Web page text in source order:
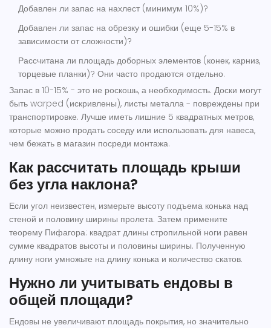
Добавлен ли запас на нахлест (минимум 10%)?
Добавлен ли запас на обрезку и ошибки (еще 5-15% в
зависимости от сложности)?
Рассчитана ли площадь доборных элементов (конек, карниз,
торцевые планки)? Они часто продаются отдельно.
Запас в 10-15% - это не роскошь, а необходимость. Доски могут
быть warped (искривлены), листы металла - повреждены при
транспортировке. Лучше иметь лишние 5 квадратных метров,
которые можно продать соседу или использовать для навеса,
чем бежать в магазин посреди монтажа.
Как рассчитать площадь крыши
без угла наклона?
Если угол неизвестен, измерьте высоту подъема конька над
стеной и половину ширины пролета. Затем примените
теорему Пифагора: квадрат длины стропильной ноги равен
сумме квадратов высоты и половины ширины. Полученную
длину ноги умножьте на длину конька и количество скатов.
Нужно ли учитывать ендовы в
общей площади?
Ендовы не увеличивают площадь покрытия, но значительно